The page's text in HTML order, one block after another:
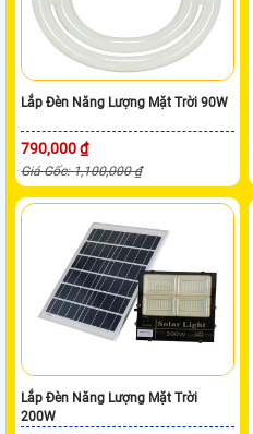
Lắp Đèn Năng Lượng Mặt Trời 90W
790,000 ₫
Giá Gốc: 1,100,000 ₫
Lắp Đèn Năng Lượng Mặt Trời
200W